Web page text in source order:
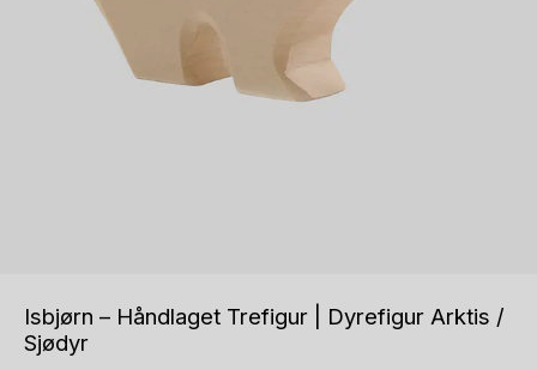
Isbjørn – Håndlaget Trefigur | Dyrefigur Arktis /
Sjødyr